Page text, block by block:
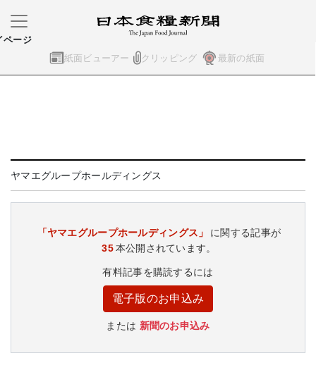
紙面ビューアー クリッピング 最新の紙面
ページ
ヤマエグループホールディングス
「ヤマエグループホールディングス」
に関する記事が
35本公開されています。
有料記事を購読するには
電子版のお申込み
または 新聞のお申込み